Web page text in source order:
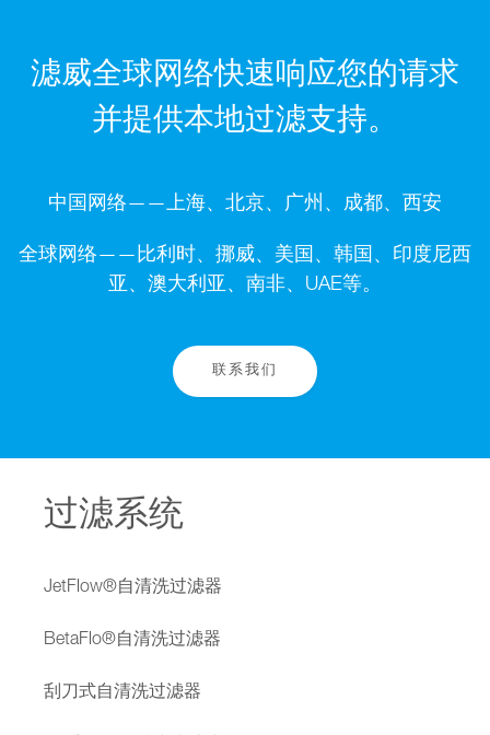
滤威全球网络快速响应您的请求
并提供本地过滤支持。
中国网络——上海、北京、广州、成都、西安
全球网络——比利时、挪威、美国、韩国、印度尼西
亚、澳大利亚、南非、UAE等。
联系我们
过滤系统
JetFlow®自清洗过滤器
BetaFlo®自清洗过滤器
刮刀式自清洗过滤器